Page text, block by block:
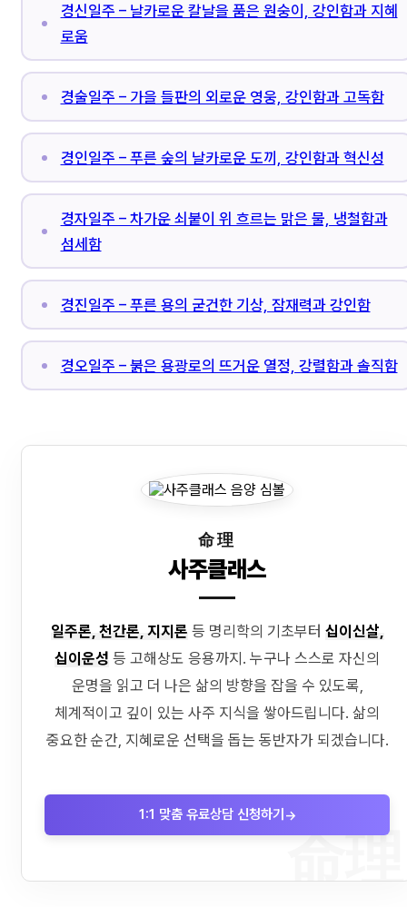
경신일주 – 날카로운 칼날을 품은 원숭이, 강인함과 지혜
로움
경술일주 – 가을 들판의 외로운 영웅, 강인함과 고독함
경인일주 – 푸른 숲의 날카로운 도끼, 강인함과 혁신성
경자일주 – 차가운 쇠붙이 위 흐르는 맑은 물, 냉철함과
섬세함
경진일주 – 푸른 용의 굳건한 기상, 잠재력과 강인함
경오일주 – 붉은 용광로의 뜨거운 열정, 강렬함과 솔직함
命理
命理
사주클래스
일주론, 천간론, 지지론 등 명리학의 기초부터 십이신살,
십이운성 등 고해상도 응용까지. 누구나 스스로 자신의
운명을 읽고 더 나은 삶의 방향을 잡을 수 있도록,
체계적이고 깊이 있는 사주 지식을 쌓아드립니다. 삶의
중요한 순간, 지혜로운 선택을 돕는 동반자가 되겠습니다.
1:1 맞춤 유료상담 신청하기 →